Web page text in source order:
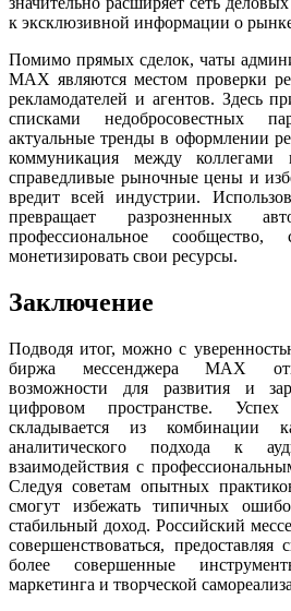
к эксклюзивной информации о
Помимо прямых сделок, чаты
MAX являются местом проверки
рекламодателей и агентов. Здесь
списками недобросовестных
актуальные тренды в оформлении
коммуникация между коллегами
справедливые рыночные цены и
вредит всей индустрии.
превращает разрозненных
профессиональное сообщество,
монетизировать свои ресурсы.
Заключение
Подводя итог, можно с
биржа мессенджера MAX
возможности для развития и
цифровом пространстве.
складывается из комбинации
аналитического подхода к
взаимодействия с
Следуя советам опытных
смогут избежать типичных
стабильный доход. Российский
совершенствоваться, предоставляя
более совершенные
маркетинга и творческой